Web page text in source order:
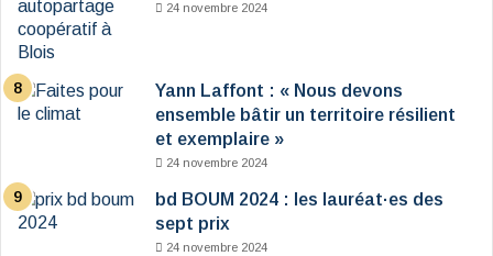
24 novembre 2024
Yann Laffont : « Nous devons
ensemble bâtir un territoire résilient
et exemplaire »
24 novembre 2024
bd BOUM 2024 : les lauréat·es des
sept prix
24 novembre 2024